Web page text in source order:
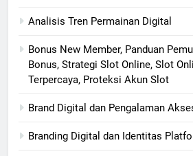
Analisis Tren Permainan Digital
Bonus New Member, Panduan
Bonus, Strategi Slot Online, Slot
Terpercaya, Proteksi Akun Slot
Brand Digital dan Pengalaman
Branding Digital dan Identitas